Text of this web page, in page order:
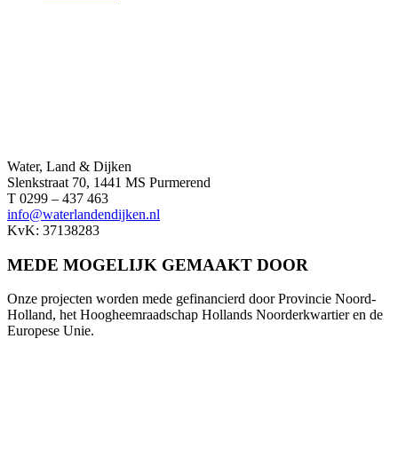
Water, Land & Dijken
Slenkstraat 70, 1441 MS Purmerend
T 0299 – 437 463
info@waterlandendijken.nl
KvK: 37138283
MEDE MOGELIJK GEMAAKT DOOR
Onze projecten worden mede gefinancierd door Provincie Noord-
Holland, het Hoogheemraadschap Hollands Noorderkwartier en de
Europese Unie.